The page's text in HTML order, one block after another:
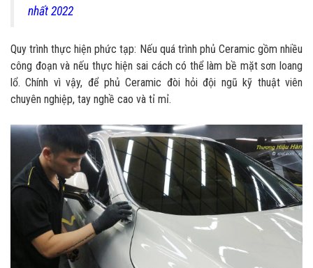
nhất 2022
Quy trình thực hiện phức tạp: Nếu quá trình phủ Ceramic gồm nhiều
công đoạn và nếu thực hiện sai cách có thể làm bề mặt sơn loang
lổ. Chính vì vậy, để phủ Ceramic đòi hỏi đội ngũ kỹ thuật viên
chuyên nghiệp, tay nghề cao và tỉ mỉ.